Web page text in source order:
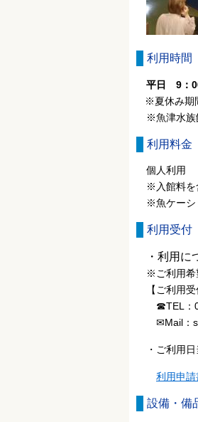
利用時間
平日 9：
※夏休み期
※魚津水族
利用料金
個人利用
※入館料を
※魚ケーシ
利用受付
・利用に
※ご利用希
【ご利用受
☎TEL：
✉Mail：
・ご利用日
利用申請
設備・備